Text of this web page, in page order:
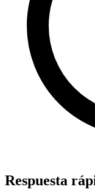
Respuesta